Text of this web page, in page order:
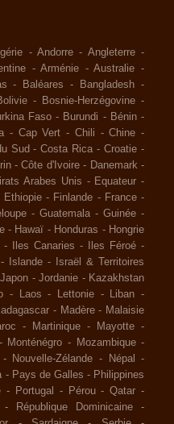
-Andorre - Angleterre -
-Arménie -Australie -
- Baléares - Bangladesh -
- Bosnie-Herzégovine -
Faso - Burundi - Bénin -
- Cap Vert - Chili -Chine -
Sud -Costa Rica -Croatie -
-Côte d'Ivoire - Danemark -
Arabes Unis - Equateur -
Ethiopie - Finlande - France -
- Guatemala - Guinée -
- Hawaï - Honduras - Hongrie
- Iles Canaries - Iles Féroé -
- Islande -
Israël & Territoires
Japon - Jordanie - Kazakhstan
- Laos - Lettonie - Liban -
- Madère - Malaisie
- Martinique - Mayotte -
- Monténégro - Mozambique -
- Nouvelle-Zélande - Népal
-
- Pays de Galles - Philippines
- Portugal - Pérou -Qatar -
- République Dominicaine
-